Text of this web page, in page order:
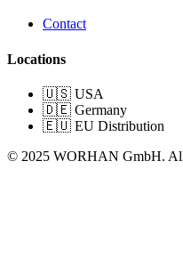
Contact
Locations
🇺🇸 USA
🇩🇪 Germany
🇪🇺 EU Distribution
© 2025 WORHAN GmbH. All